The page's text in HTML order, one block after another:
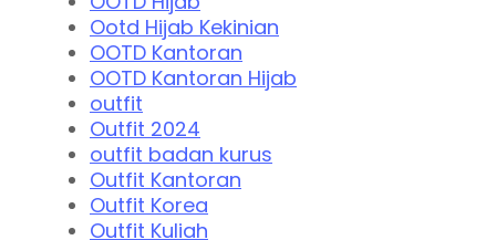
Ootd Hijab Kekinian
OOTD Kantoran
OOTD Kantoran Hijab
outfit
Outfit 2024
outfit badan kurus
Outfit Kantoran
Outfit Korea
Outfit Kuliah